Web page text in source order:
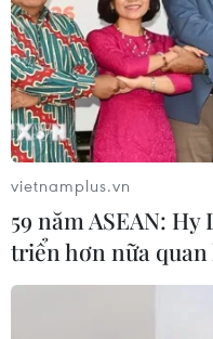
Sập công trình tại
người tử vong
07/08/2026 01:48
Syria: Nổ xe buýt gần
Damascus khiến 2
người bị thương
vietnamplus.vn
59 năm ASEAN:
triển hơn nữa quan